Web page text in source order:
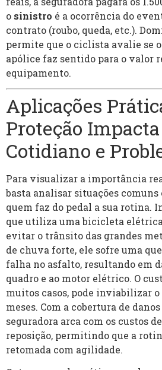
o sinistro é a ocorrência do
contrato (roubo, queda, etc.).
permite que o ciclista avalie se
apólice faz sentido para o valor
equipamento.
Aplicações
Proteção
Cotidiano e
Para visualizar a importância
basta analisar situações
quem faz do pedal a sua rotina.
que utiliza uma bicicleta
evitar o trânsito das grandes
de chuva forte, ele sofre uma
falha no asfalto, resultando em
quadro e ao motor elétrico. O
muitos casos, pode inviabilizar
meses. Com a cobertura de
seguradora arca com os custos
reposição, permitindo que a
retomada com agilidade.